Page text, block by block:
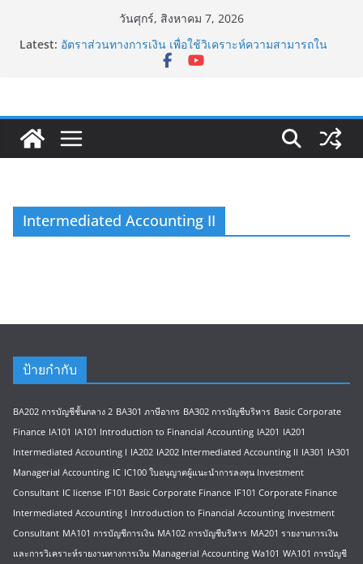
วันศุกร์, สิงหาคม 7, 2026
Latest: อัตราส่วนทางการเงิน เพื่อใช้วิเคราะห์ความสามารถใน
การทำกำไร (Profitability Ratios)
Intermediated Accounting II
ป้ายกำกับ
BA202 การบัญชีชั้นกลาง 2 BA301 ภาษีอากร BA302 การบัญชีบริหาร Basic Corporate
Finance IA101 IA101 Introduction to Financial Accounting IA201 IA201
Intermediated Accounting I IA202 IA202 Intermediated Accounting II IA301 IA301
Managerial Accounting IC IC100 ใบอนุญาตผู้แนะนำการลงทุน Investment
Consultant IC license IF101 Basic Corporate Finance IF101 Corporate Finance
Intermediated Accounting I Introduction to Financial Accounting Investment
Consultant MA101 การบัญชีการเงิน MA102 การบัญชีบริหาร MA201 รายงานการเงิน
และการวิเคราะห์รายงานทางการเงิน Managerial Accounting Wa101 WA101 การบัญชี